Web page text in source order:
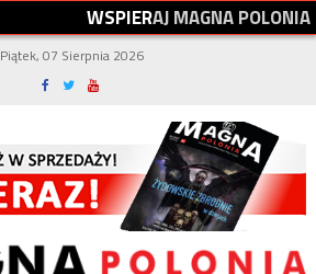
WSPIERAJMAGNAPOLONIA
Piątek, 07 Sierpnia 2026